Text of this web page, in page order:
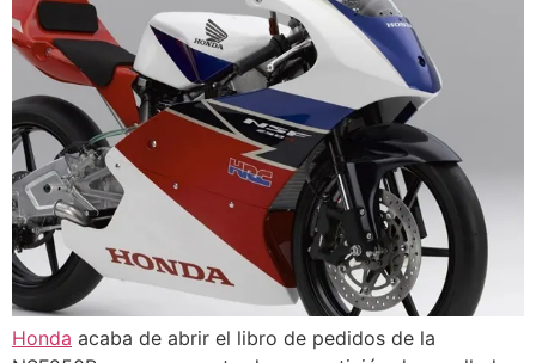
Honda acaba de abrir el libro de pedidos de la